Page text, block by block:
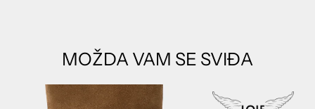
MOŽDA VAM SE SVIĐA